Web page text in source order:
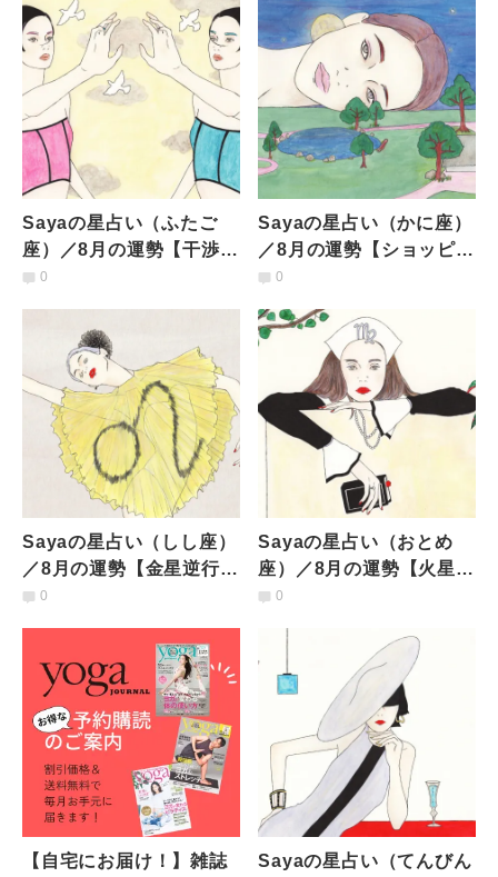
ギ】
Sayaの星占い（ふたご
座）／8月の運勢【干渉し
すぎると揉めやすい。主
0
Sayaの星占い（かに座）
／8月の運勢【ショッピン
グでは迷走しがち。理想
み】
0
Sayaの星占い（しし座）
／8月の運勢【金星逆行の
影響で天邪鬼に。心の痛
0
Sayaの星占い（おとめ
座）／8月の運勢【火星滞
在で完璧志向に。人間関
0
【自宅にお届け！】雑誌 Sayaの星占い（てんびん